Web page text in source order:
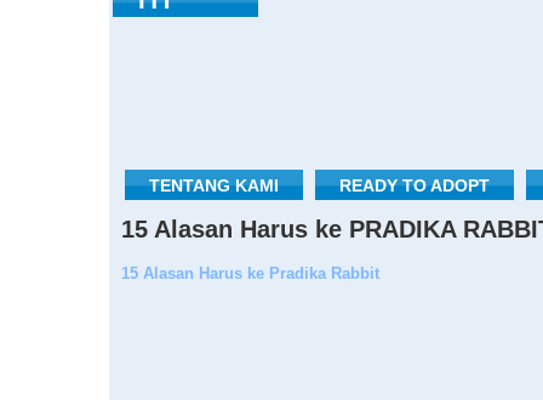
TENTANG KAMI READY TO ADOPT
15 Alasan Harus ke PRADIKA
15 Alasan Harus ke Pradika Rabbit